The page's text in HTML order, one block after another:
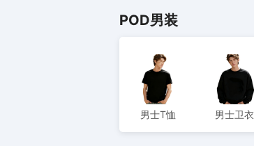
POD男装
男士T恤 男士卫衣